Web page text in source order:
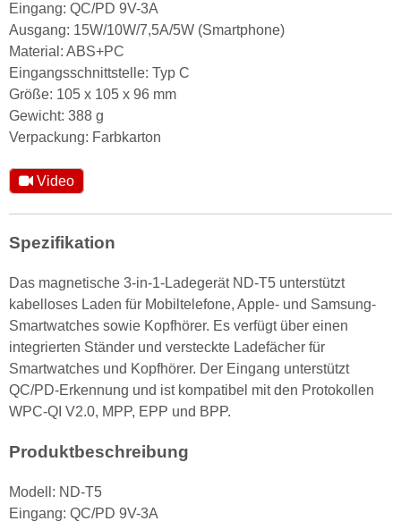
Eingang: QC/PD 9V-3A
Ausgang: 15W/10W/7,5A/5W (Smartphone)
Material: ABS+PC
Eingangsschnittstelle: Typ C
Größe: 105 x 105 x 96 mm
Gewicht: 388 g
Verpackung: Farbkarton
Video
Spezifikation
Das magnetische 3-in-1-Ladegerät ND-T5 unterstützt
kabelloses Laden für Mobiltelefone, Apple- und Samsung-
Smartwatches sowie Kopfhörer. Es verfügt über einen
integrierten Ständer und versteckte Ladefächer für
Smartwatches und Kopfhörer. Der Eingang unterstützt
QC/PD-Erkennung und ist kompatibel mit den Protokollen
WPC-QI V2.0, MPP, EPP und BPP.
Produktbeschreibung
Modell: ND-T5
Eingang: QC/PD 9V-3A